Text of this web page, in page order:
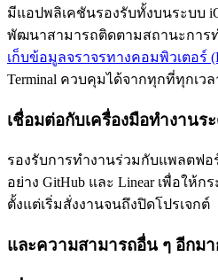
มีแอปพลิเคชันรองรับทั้งบนระบบ
พัฒนาสามารถติดตามสถานะการ
เก็บข้อมูลจราจรทางคอมพิวเตอร์
Terminal ควบคุมได้จากทุกที่ทุกเวล
เชื่อมต่อกับเครื่องมือทำงานร
รองรับการทำงานร่วมกับแพลตฟ
อย่าง GitHub และ Linear เพื่อให้
ตั้งแต่เริ่มสั่งงานจนถึงปิดโปรเจกต์
และความสามารถอื่น ๆ อีกม